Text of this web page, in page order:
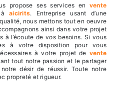
propose ses services en vente
àaicirits. Entreprise usant d’une
nous mettons tout en oeuvre
ainsi dans votre projet
à l’écoute de vos besoins. Si vous
à votre disposition pour vous
à votre projet de vente
tout notre passion et le partager
désir de réussir. Toute notre
propreté et rigueur.